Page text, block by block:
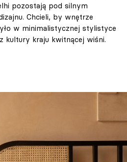
pozostają pod silnym
Chcieli, by wnętrze
w minimalistycznej stylistyce
kultury kraju kwitnącej wiśni.